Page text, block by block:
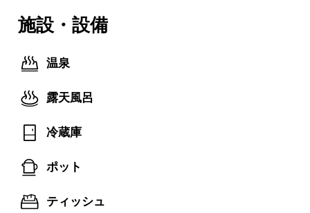
施設・設備
温泉
露天風呂
冷蔵庫
ポット
ティッシュ